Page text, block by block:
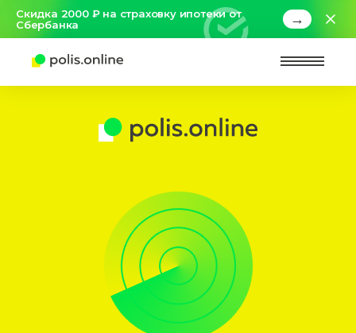
Скидка 2000 ₽ на страховку ипотеки от
Сбербанка
→